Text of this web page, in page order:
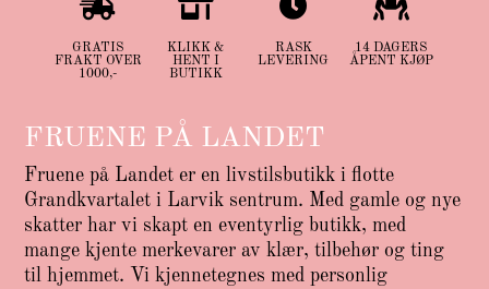
GRATIS
FRAKT OVER
1000,-
KLIKK &
HENT I
BUTIKK
RASK
LEVERING
14 DAGERS
ÅPENT KJØP
FRUENE PÅ LANDET
Fruene på Landet er en livstilsbutikk i flotte
Grandkvartalet i Larvik sentrum. Med gamle og nye
skatter har vi skapt en eventyrlig butikk, med
mange kjente merkevarer av klær, tilbehør og ting
til hjemmet. Vi kjennetegnes med personlig